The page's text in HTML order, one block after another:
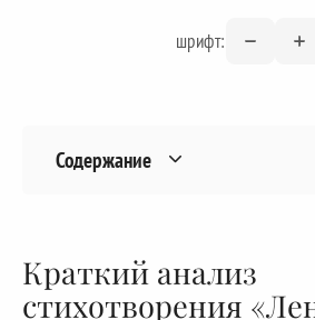
шрифт:
Содержание
Краткий анализ
стихотворения